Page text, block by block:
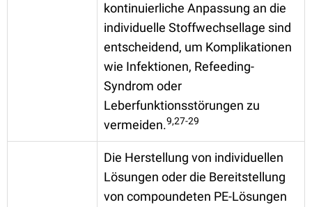
kontinuierliche Anpassung an die
individuelle Stoffwechsellage sind
entscheidend, um Komplikationen
wie Infektionen, Refeeding-
Syndrom oder
Leberfunktionsstörungen zu
vermeiden.9,27-29
Die Herstellung von individuellen
Lösungen oder die Bereitstellung
von compoundeten PE-Lösungen